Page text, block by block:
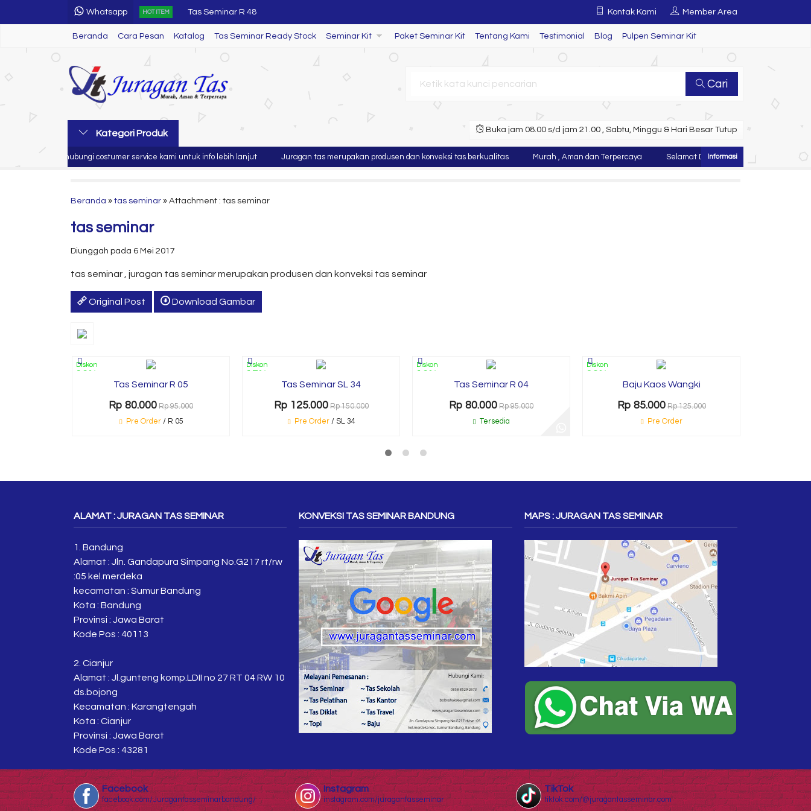
Whatsapp HOT ITEM Tas Seminar R 48
Tas Seminar R 82
Tas Seminar SL 75
Tas Seminar LP 25
Tas Seminar Ready Stock
Tas Seminar R 83
Kontak Kami Member Area
Beranda Cara Pesan Katalog Tas Seminar Ready Stock Seminar Kit Paket Seminar Kit Tentang Kami Testimonial Blog Pulpen Seminar Kit
Cari
Kategori Produk Buka jam 08.00 s/d jam 21.00 , Sabtu, Minggu & Hari Besar Tutup
Silahkan hubungi costumer service kami untuk info lebih lanjut Juragan tas merupakan produsen dan konveksi tas berkualitas Murah , Aman dan Terpercaya Selamat Datang di Website Juragan Tas ~
Beranda » tas seminar » Attachment : tas seminar
tas seminar
Diunggah pada 6 Mei 2017
tas seminar , juragan tas seminar merupakan produsen dan konveksi tas seminar
Original Post Download Gambar
Diskon
16%
Tas Seminar R 05
Rp 80.000 Rp 95.000
Pre Order/ R 05
Diskon
17%
Tas Seminar SL 34
Rp 125.000 Rp 150.000
Pre Order/ SL 34
Diskon
16%
Tas Seminar R 04
Rp 80.000 Rp 95.000
Tersedia
Diskon
32%
Baju Kaos Wangki
Rp 85.000 Rp 125.000
Pre Order
ALAMAT : JURAGAN TAS SEMINAR
1. Bandung
Alamat : Jln. Gandapura Simpang No.G217 rt/rw
:05 kel.merdeka
kecamatan : Sumur Bandung
Kota : Bandung
Provinsi : Jawa Barat
Kode Pos : 40113
2. Cianjur
Alamat : Jl.gunteng komp.LDII no 27 RT 04 RW 10
ds.bojong
Kecamatan : Karangtengah
Kota : Cianjur
Provinsi : Jawa Barat
Kode Pos : 43281
KONVEKSI TAS SEMINAR BANDUNG MAPS : JURAGAN TAS SEMINAR
Facebook
facebook.com/Juragantasseminarbandung/
Instagram
instagram.com/juragantasseminar
TikTok
tiktok.com/@juragantasseminar.com